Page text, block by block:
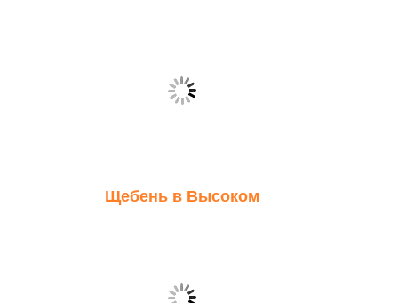
Щебень в Высоком